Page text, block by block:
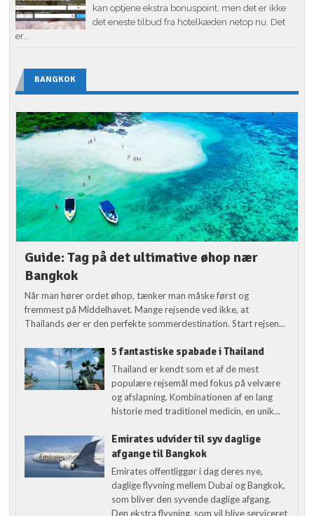
kan optjene ekstra bonuspoint, men det er ikke
det eneste tilbud fra hotelkæden netop nu. Det
er...
BANGKOK
Guide: Tag på det ultimative øhop nær
Bangkok
Når man hører ordet øhop, tænker man måske først og
fremmest på Middelhavet. Mange rejsende ved ikke, at
Thailands øer er den perfekte sommerdestination. Start rejsen...
5 fantastiske spabade i Thailand
Thailand er kendt som et af de mest
populære rejsemål med fokus på velvære
og afslapning. Kombinationen af en lang
historie med traditionel medicin, en unik...
Emirates udvider til syv daglige
afgange til Bangkok
Emirates offentliggør i dag deres nye,
daglige flyvning mellem Dubai og Bangkok,
som bliver den syvende daglige afgang.
Den ekstra flyvning, som vil blive serviceret